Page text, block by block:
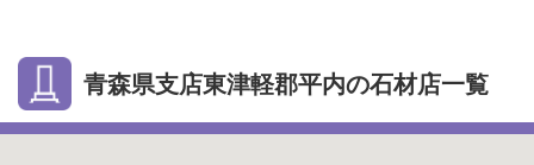
青森県支店東津軽郡平内の石材店一覧